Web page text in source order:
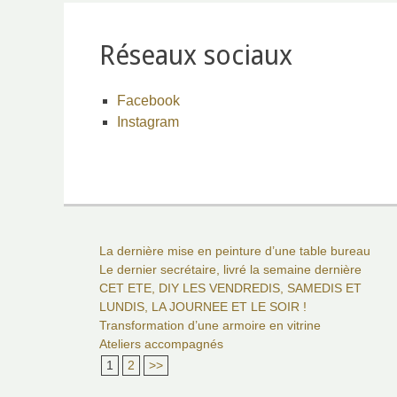
Réseaux sociaux
Facebook
Instagram
La dernière mise en peinture d’une table bureau
Le dernier secrétaire, livré la semaine dernière
CET ETE, DIY LES VENDREDIS, SAMEDIS ET
LUNDIS, LA JOURNEE ET LE SOIR !
Transformation d’une armoire en vitrine
Ateliers accompagnés
1
2 >>